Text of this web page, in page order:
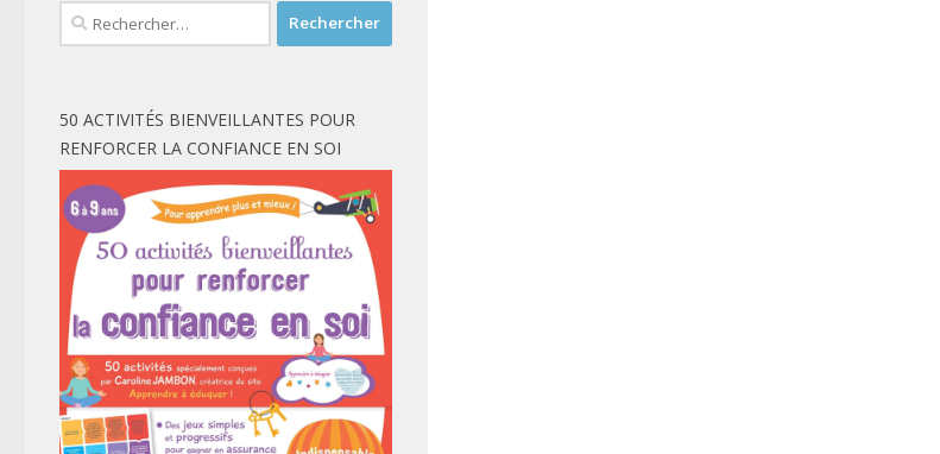
Rechercher :
50 ACTIVITÉS BIENVEILLANTES POUR
RENFORCER LA CONFIANCE EN SOI